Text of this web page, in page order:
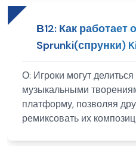
В12: Как работает
Sprunki(спрунки)
О: Игроки могут
музыкальными
платформу, позволяя
ремиксовать их